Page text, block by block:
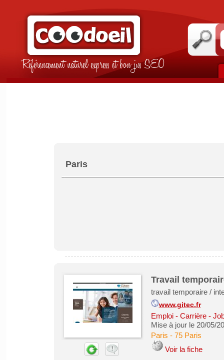
Référencement naturel express et bon jus SEO
Paris
Travail
travail temporaire /
www.gitec.fr
Emploi - Carrière -
Mise à jour le 20/05/
Paris - 75 Paris
Voir la fiche